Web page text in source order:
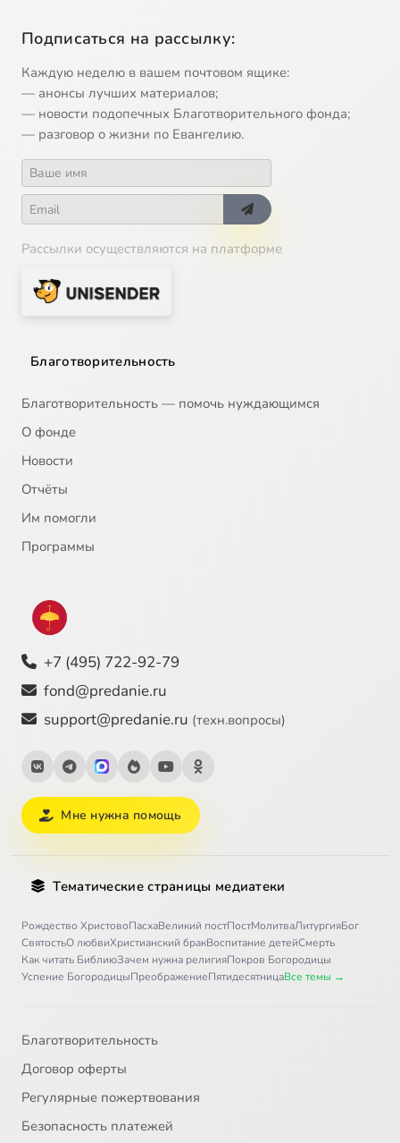
Подписаться на рассылку:
Каждую неделю в вашем почтовом ящике:
— анонсы лучших материалов;
— новости подопечных Благотворительного фонда;
— разговор о жизни по Евангелию.
Рассылки осуществляются на платформе
Благотворительность
Благотворительность — помочь нуждающимся
О фонде
Новости
Отчёты
Им помогли
Программы
+7 (495) 722-92-79
fond@predanie.ru
support@predanie.ru (техн.вопросы)
Мне нужна помощь
Тематические страницы медиатеки
Рождество ХристовоПасхаВеликий постПостМолитваЛитургияБог
СвятостьО любвиХристианский бракВоспитание детейСмерть
Как читать БиблиюЗачем нужна религияПокров Богородицы
Успение БогородицыПреображениеПятидесятницаВсе темы →
Благотворительность
Договор оферты
Регулярные пожертвования
Безопасность платежей